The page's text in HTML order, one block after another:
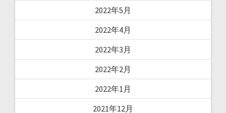
2022年5月
2022年4月
2022年3月
2022年2月
2022年1月
2021年12月